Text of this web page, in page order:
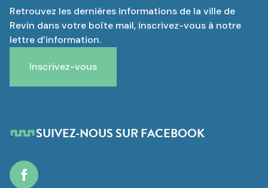
Retrouvez les dernières informations de la ville de
Revin dans votre boîte mail, inscrivez-vous à notre
lettre d’information.
Inscrivez-vous
SUIVEZ-NOUS SUR FACEBOOK